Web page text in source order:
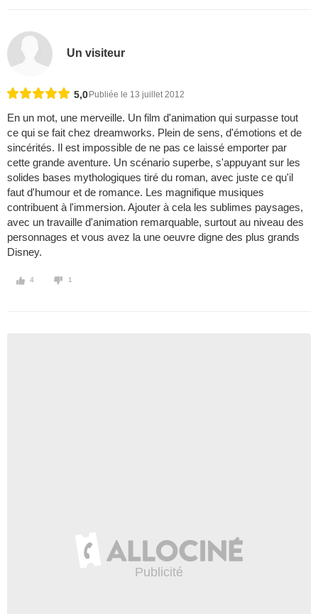
Un visiteur
5,0 Publiée le 13 juillet 2012
En un mot, une merveille. Un film d'animation qui surpasse tout
ce qui se fait chez dreamworks. Plein de sens, d'émotions et de
sincérités. Il est impossible de ne pas ce laissé emporter par
cette grande aventure. Un scénario superbe, s'appuyant sur les
solides bases mythologiques tiré du roman, avec juste ce qu'il
faut d'humour et de romance. Les magnifique musiques
contribuent à l'immersion. Ajouter à cela les sublimes paysages,
avec un travaille d'animation remarquable, surtout au niveau des
personnages et vous avez la une oeuvre digne des plus grands
Disney.
4 1